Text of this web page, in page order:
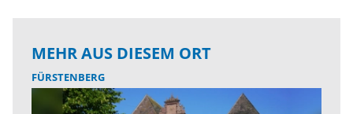
MEHR AUS DIESEM ORT
FÜRSTENBERG